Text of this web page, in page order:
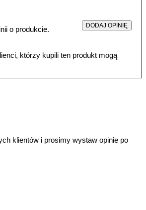
o produkcie. DODAJ OPINIĘ
którzy kupili ten produkt mogą
klientów i prosimy wystaw opinie po